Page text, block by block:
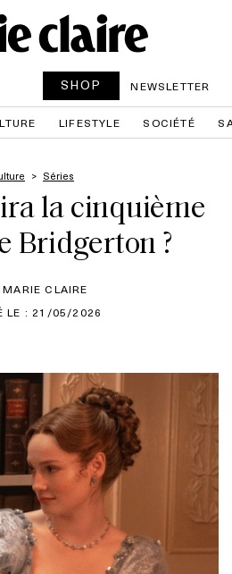
SHOP NEWSLETTER
LIFESTYLE SOCIÉTÉ
Séries
la cinquième
Bridgerton ?
MARIE CLAIRE
LE : 21/05/2026